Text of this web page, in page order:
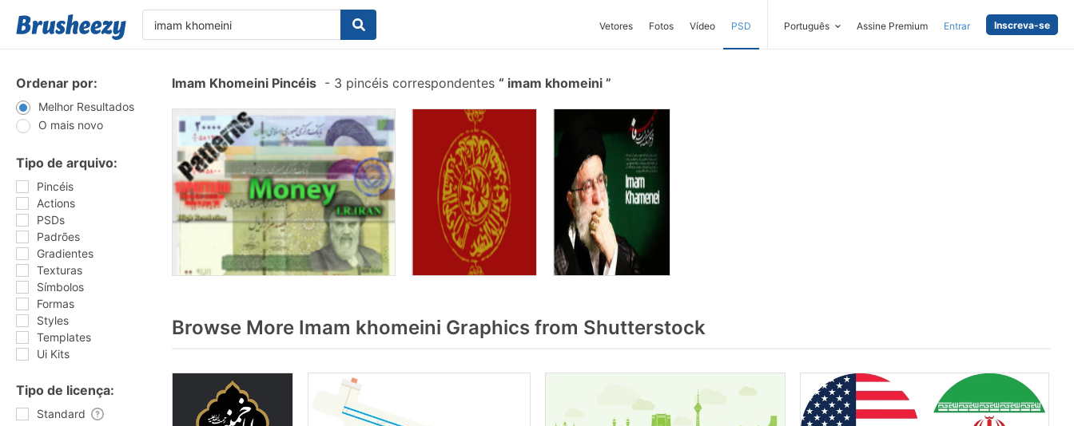
Vetores Fotos Vídeo PSD Português Assine Premium Entrar Inscreva-se
Ordenar por:
Melhor Resultados
O mais novo
Tipo de arquivo:
Pincéis
Actions
PSDs
Padrões
Gradientes
Texturas
Símbolos
Formas
Styles
Templates
Ui Kits
Tipo de licença:
Standard
Imam Khomeini Pincéis - 3 pincéis correspondentes imam khomeini
Browse More Imam khomeini Graphics from Shutterstock